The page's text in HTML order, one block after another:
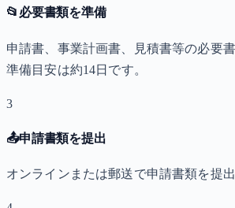
📂 必要書類を準備
申請書、事業計画書、見積書等の必要
準備目安は約14日です。
3
📤申請書類を提出
オンラインまたは郵送で申請書類を提出